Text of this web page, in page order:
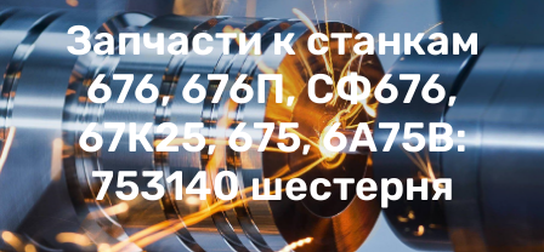
Запчасти к станкам
676, 676П, СФ676,
67К25, 675, 6А75В:
753140 шестерня